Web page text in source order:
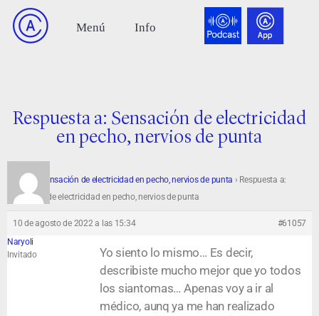
Respuesta a: Sensación de electricidad
en pecho, nervios de punta
Foro › Sensación de electricidad en pecho, nervios de punta › Respuesta a:
Sensación de electricidad en pecho, nervios de punta
10 de agosto de 2022 a las 15:34
#61057
Naryoli
Invitado
Yo siento lo mismo… Es decir,
describiste mucho mejor que yo todos
los siantomas… Apenas voy a ir al
médico, aunq ya me han realizado